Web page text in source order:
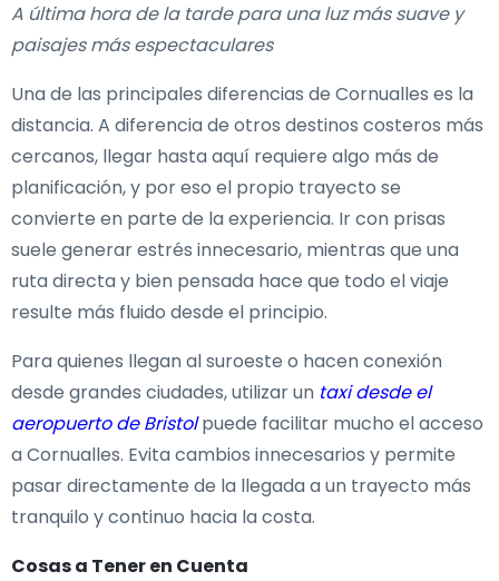
A última hora de la tarde para una luz más suave y
paisajes más espectaculares
Una de las principales diferencias de Cornualles es la
distancia. A diferencia de otros destinos costeros más
cercanos, llegar hasta aquí requiere algo más de
planificación, y por eso el propio trayecto se
convierte en parte de la experiencia. Ir con prisas
suele generar estrés innecesario, mientras que una
ruta directa y bien pensada hace que todo el viaje
resulte más fluido desde el principio.
Para quienes llegan al suroeste o hacen conexión
desde grandes ciudades, utilizar un taxi desde el
aeropuerto de Bristolpuede facilitar mucho el acceso
a Cornualles. Evita cambios innecesarios y permite
pasar directamente de la llegada a un trayecto más
tranquilo y continuo hacia la costa.
Cosas a Tener en Cuenta